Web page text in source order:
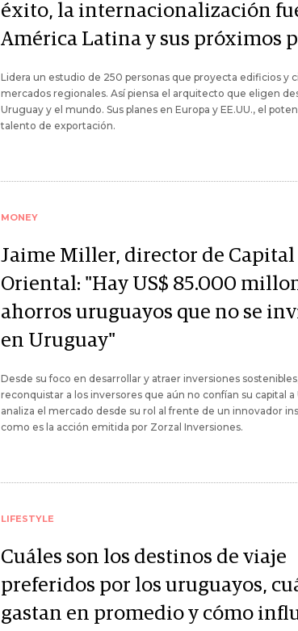
éxito, la internacionalización
América Latina y sus próximos
Lidera un estudio de 250 personas que proyecta edificios y
mercados regionales. Así piensa el arquitecto que eligen
Uruguay y el mundo. Sus planes en Europa y EE.UU., el
talento de exportación.
MONEY
Jaime Miller, director de Capital
Oriental: "Hay US$ 85.000
ahorros uruguayos que no se
en Uruguay"
Desde su foco en desarrollar y atraer inversiones
reconquistar a los inversores que aún no confían su capital
analiza el mercado desde su rol al frente de un innovador
como es la acción emitida por Zorzal Inversiones.
LIFESTYLE
Cuáles son los destinos de viaje
preferidos por los uruguayos,
gastan en promedio y cómo